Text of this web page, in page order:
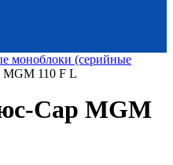
моноблоки (серийные
110 F L
Сар MGM